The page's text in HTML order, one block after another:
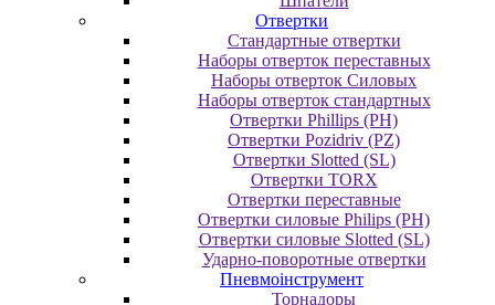
Отвертки
Cтандартные отвертки
Наборы отверток переставных
Наборы отверток Силовых
Наборы отверток стандартных
Отвертки Phillips (PH)
Отвертки Pozidriv (PZ)
Отвертки Slotted (SL)
Отвертки TORX
Отвертки переставные
Отвертки силовые Philips (PH)
Отвертки силовые Slotted (SL)
Ударно-поворотные отвертки
Пневмоінструмент
Topнaдopы